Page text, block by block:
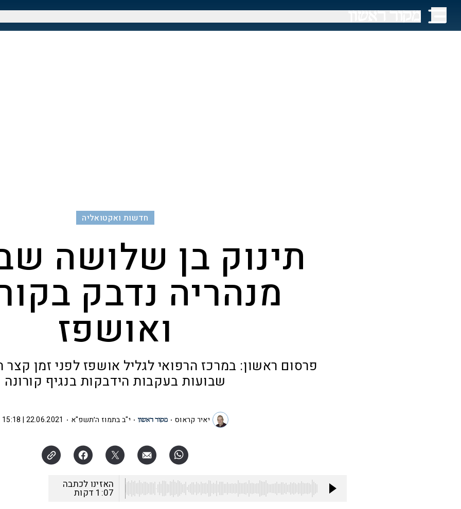
חדשות ואקטואליה
תינוק בן שלושה
מנהריה נדבק
ואושפז
פרסום ראשון: במרכז הרפואי לגליל אושפז לפני זמן קצר
שבועות בעקבות הידבקות בנגיף קורונה
יאיר קראוס י"ב בתמוז ה׳תשפ"א 22.06.2021 | 15:18
האזינו לכתבה
1:07 דקות